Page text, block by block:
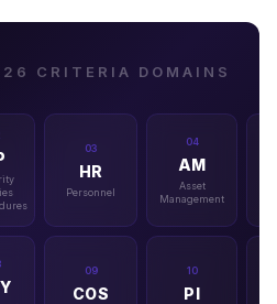
CRITERIA DOMAINS
03
HR
Personnel
04
AM
Asset
Management
09
COS
10
PI